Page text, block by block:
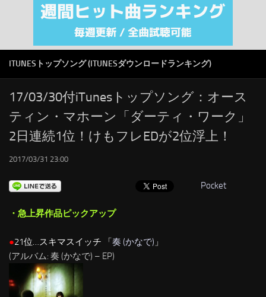
オリジナルiTunes週間トップソング
RSS
LINKS
ITUNESトップソング (ITUNESダウンロードランキング)
17/03/30付iTunesトップソング：オース
ティン・マホーン「ダーティ・ワーク」
2日連続1位！けもフレEDが2位浮上！
2017/03/31 23:00
Pocket
・急上昇作品ピックアップ
●21位…スキマスイッチ 「奏 (かなで) 」
(アルバム: 奏 (かなで) – EP)